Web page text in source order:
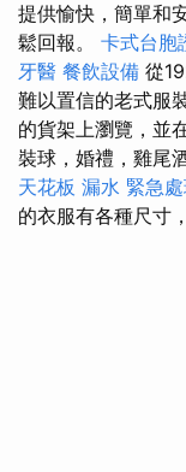
提供愉快，簡單和
鬆回報。 卡式台胞
牙醫 餐飲設備 從
難以置信的老式服
的貨架上瀏覽，並
裝球，婚禮，雞尾
天花板 漏水 緊急
的衣服有各種尺寸